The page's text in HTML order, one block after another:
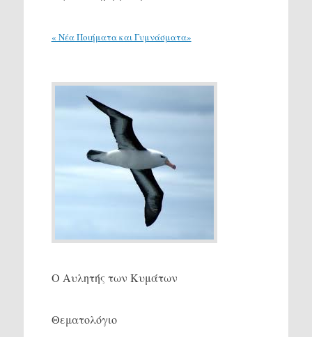
« Νέα Ποιήματα και Γυμνάσματα»
Ο Αυλητής των Κυμάτων
Θεματολόγιο